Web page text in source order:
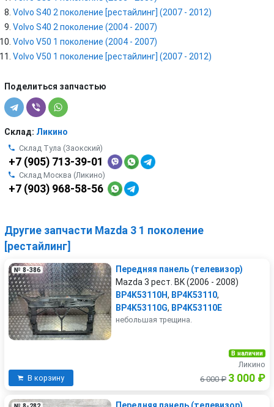
Volvo S40 2 поколение [рестайлинг] (2007 - 2012)
Volvo S40 2 поколение (2004 - 2007)
Volvo V50 1 поколение (2004 - 2007)
Volvo V50 1 поколение [рестайлинг] (2007 - 2012)
Поделиться запчастью
Склад: Ликино
Склад Тула (Заокский)
+7 (905) 713-39-01
Склад Москва (Ликино)
+7 (903) 968-58-56
Другие запчасти Mazda 3 1 поколение
[рестайлинг]
№ 8-386
Передняя панель (телевизор)
Mazda 3 рест. BK (2006 - 2008)
BP4K53110H, BP4K53110,
BP4K53110G, BP4K53110E
небольшая трещина.
В корзину
В наличии
Ликино
6 000 ₽ 3 000 ₽